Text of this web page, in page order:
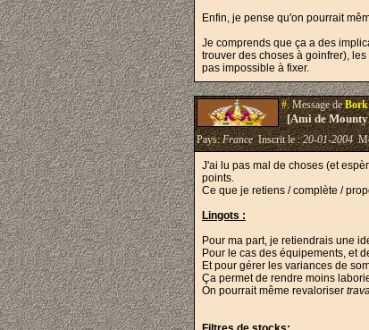
Enfin, je pense qu'on pourrait
Je comprends que ça a des
trouver des choses à goinfrer),
pas impossible à fixer.
#.Message deBork
[Ami de
Pays:FranceInscrit le :20-01-2004
J'ai lu pas mal de choses (et
points.
Ce que je retiens / complète /
Lingots :
Pour ma part, je retiendrais une
Pour le cas des équipements, et
Et pour gérer les variances de
Ça permet de rendre moins
On pourrait même revaloriser